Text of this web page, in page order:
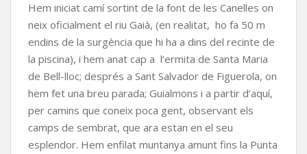
Hem iniciat camí sortint de la font de les Canelles on
neix oficialment el riu Gaià, (en realitat, ho fa 50 m
endins de la surgència que hi ha a dins del recinte de
la piscina), i hem anat cap a l’ermita de Santa Maria
de Bell-lloc; després a Sant Salvador de Figuerola, on
hem fet una breu parada; Guialmons i a partir d’aquí,
per camins que coneix poca gent, observant els
camps de sembrat, que ara estan en el seu
esplendor. Hem enfilat muntanya amunt fins la Punta